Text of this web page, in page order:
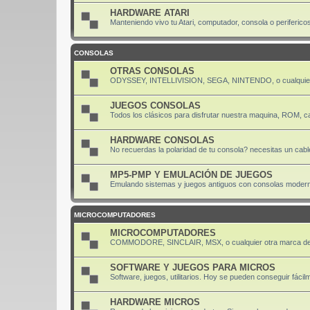
HARDWARE ATARI
Manteniendo vivo tu Atari, computador, consola o
CONSOLAS
OTRAS CONSOLAS
ODYSSEY, INTELLIVISION, SEGA, NINTENDO, o
JUEGOS CONSOLAS
Todos los clásicos para disfrutar nuestra maquina, ROM,
HARDWARE CONSOLAS
No recuerdas la polaridad de tu consola? necesitas un
MP5-PMP Y EMULACIÓN DE JUEGOS
Emulando sistemas y juegos antiguos con consolas
MICROCOMPUTADORES
MICROCOMPUTADORES
COMMODORE, SINCLAIR, MSX, o cualquier otra marca
SOFTWARE Y JUEGOS PARA MICROS
Software, juegos, utilitarios. Hoy se pueden conseguir
HARDWARE MICROS